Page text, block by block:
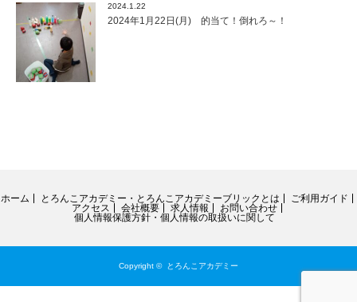
2024.1.22
2024年1月22日(月) 的当て！倒れろ～！
ホーム とろんこアカデミー・とろんこアカデミーブリックとは
ご利用ガイド
アクセス
会社概要 求人情報
お問い合わせ
個人情報保護方針・個人情報の取扱いに関して
Copyright © とろんこアカデミー